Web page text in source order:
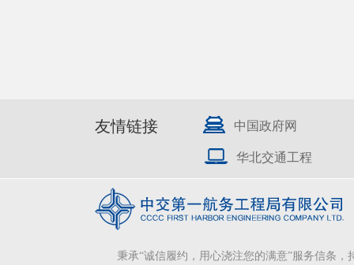
友情链接 中国政府网
华北交通工程
秉承“诚信履约，用心浇注您的满意”服务信条，